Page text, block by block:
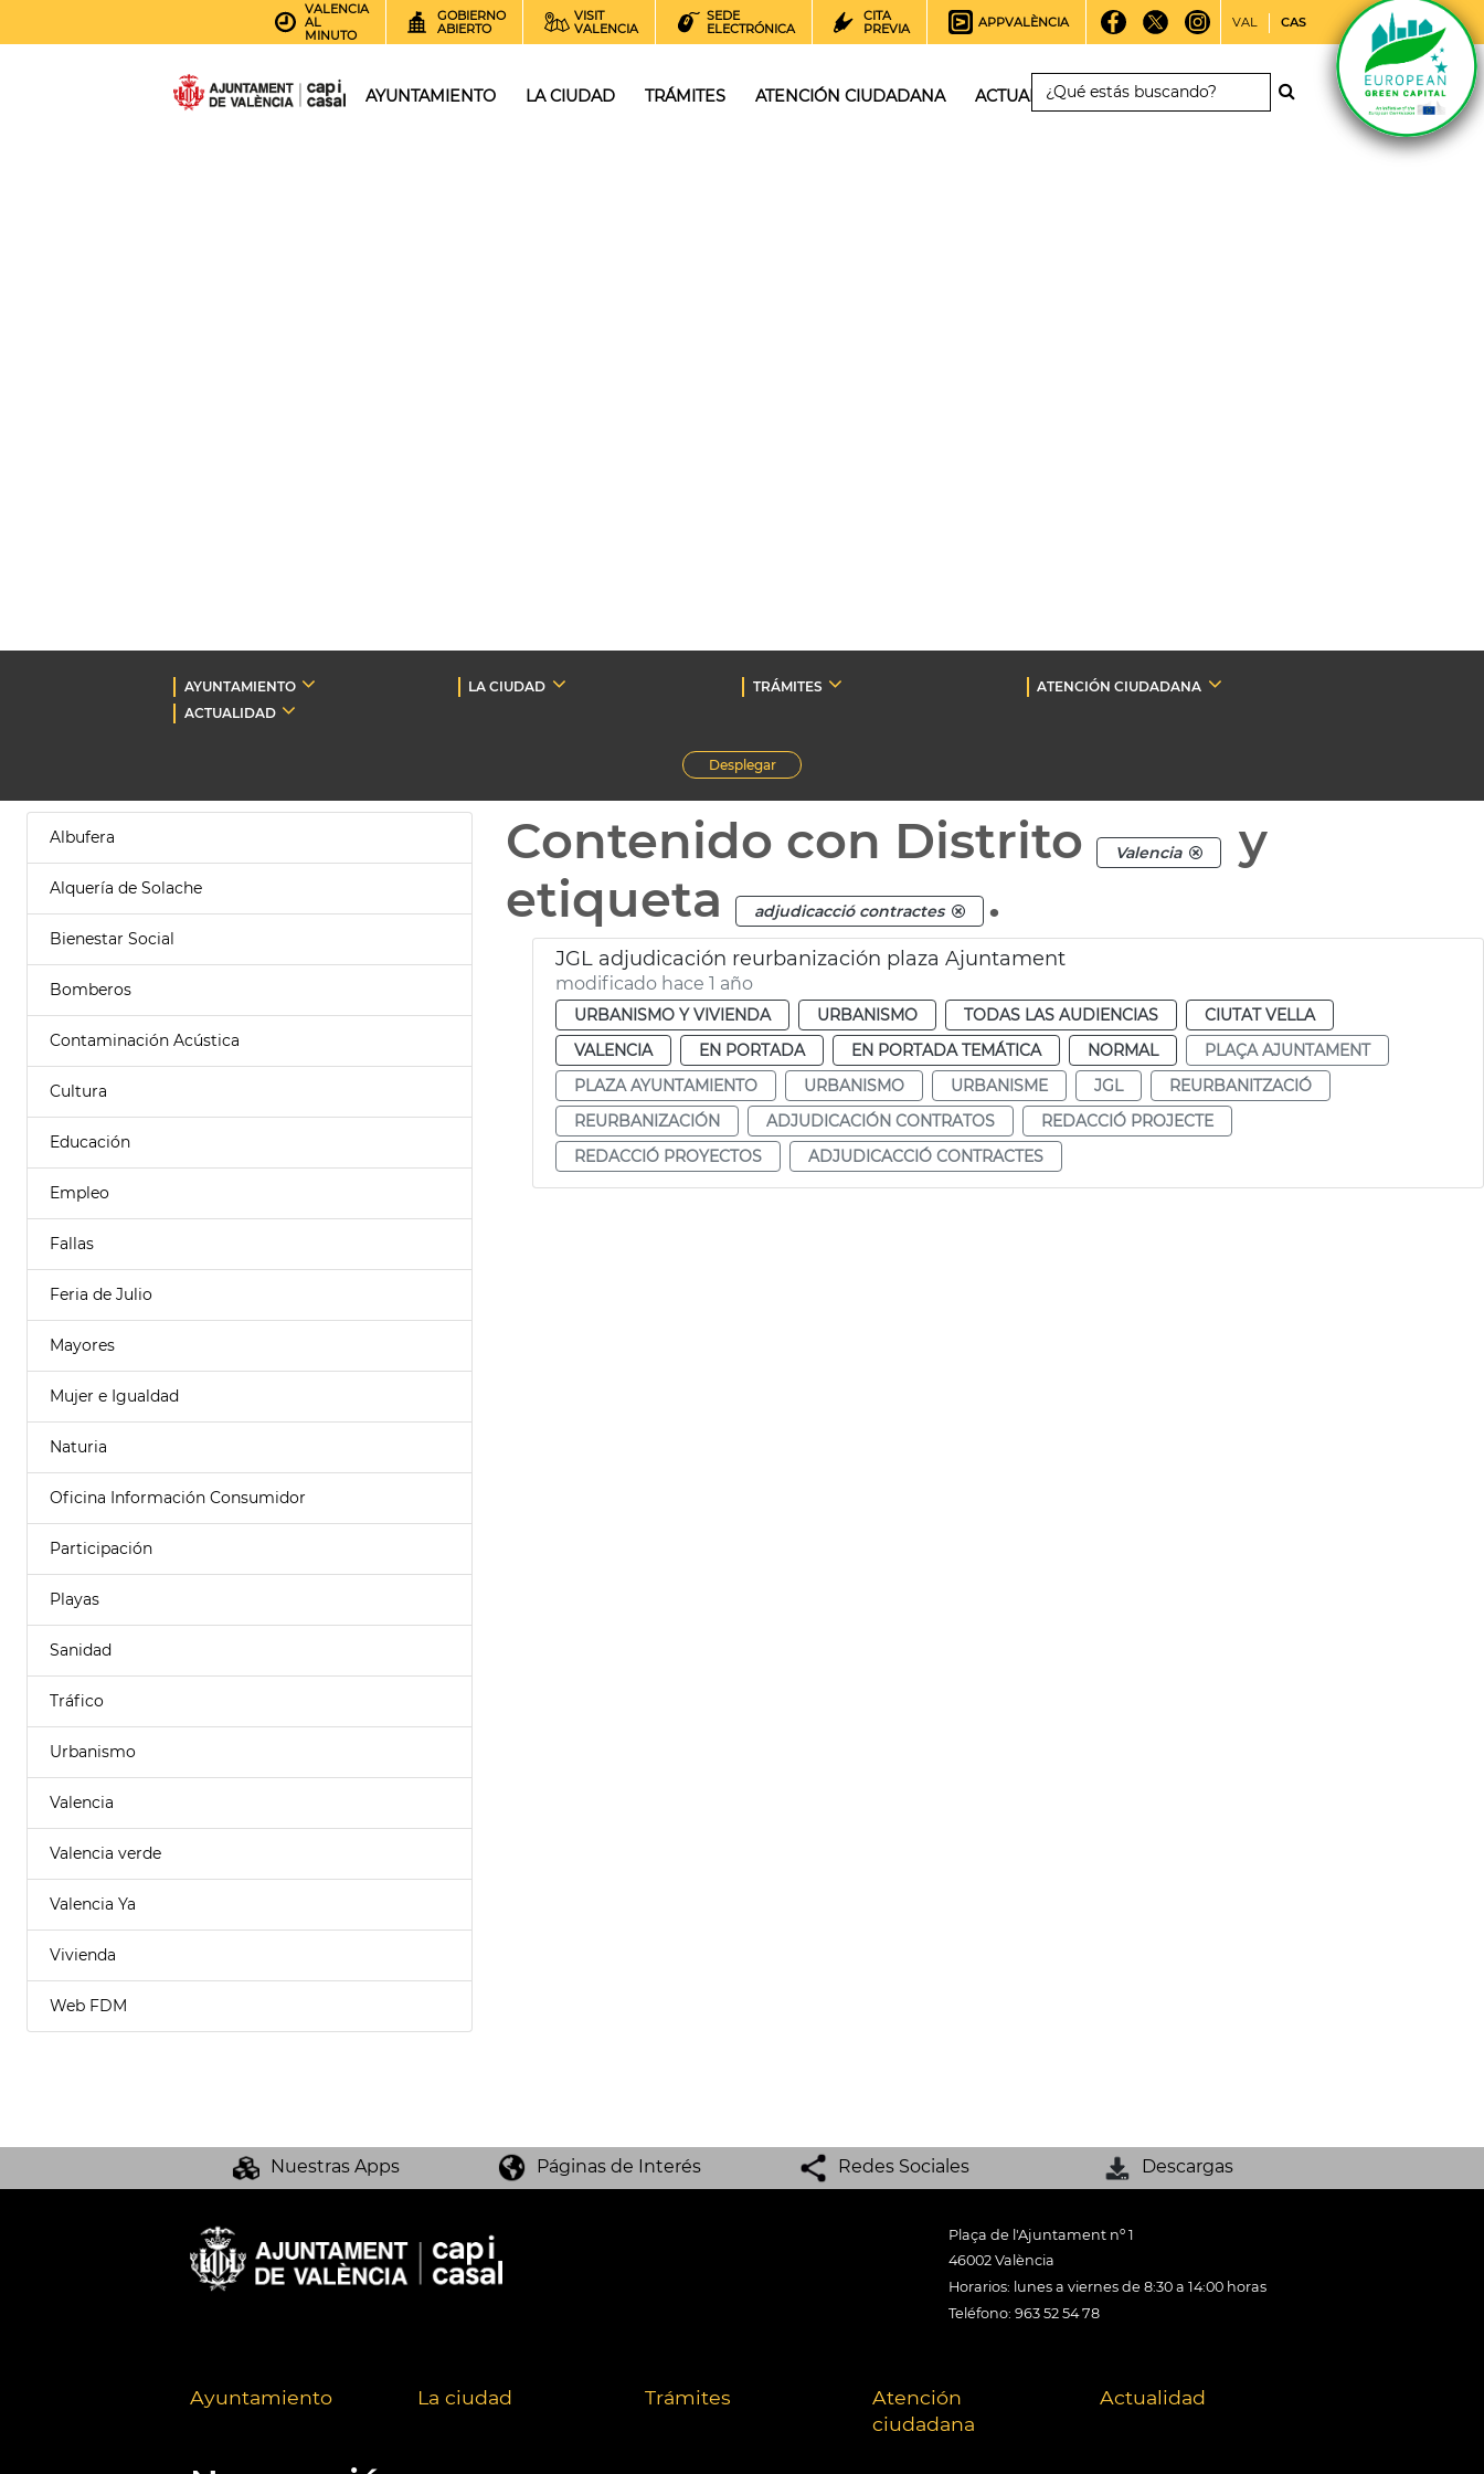
VALENCIA
AL
MINUTO
GOBIERNO
ABIERTO
VISIT
VALENCIA
SEDE
ELECTRÓNICA
CITA
PREVIA
APPVALÈNCIA VAL CAS
AYUNTAMIENTO LA CIUDAD TRÁMITES ATENCIÓN CIUDADANA ACTUALIDAD
AYUNTAMIENTO LA CIUDAD TRÁMITES
ATENCIÓN CIUDADANA
ACTUALIDAD
Desplegar
Albufera
Alquería de Solache
Bienestar Social
Bomberos
Contaminación Acústica
Cultura
Educación
Empleo
Fallas
Feria de Julio
Mayores
Mujer e Igualdad
Naturia
Oficina Información Consumidor
Participación
Playas
Sanidad
Tráfico
Urbanismo
Valencia
Valencia verde
Valencia Ya
Vivienda
Web FDM
Contenido con Distrito Valencia
y
etiqueta
adjudicacció contractes .
JGL adjudicación reurbanización plaza Ajuntament
modificado hace 1 año
URBANISMO Y VIVIENDA URBANISMO TODAS LAS AUDIENCIAS
CIUTAT VELLA
VALENCIA
EN PORTADA EN PORTADA TEMÁTICA NORMAL
PLAÇA AJUNTAMENT
PLAZA AYUNTAMIENTO
URBANISMO URBANISME JGL
REURBANITZACIÓ
REURBANIZACIÓN
ADJUDICACIÓN CONTRATOS
REDACCIÓ PROJECTE
REDACCIÓ PROYECTOS
ADJUDICACCIÓ CONTRACTES
Nuestras Apps Páginas de Interés Redes Sociales Descargas
Plaça de l'Ajuntament nº 1
46002 València
Horarios: lunes a viernes de 8:30 a 14:00 horas
Teléfono: 963 52 54 78
Ayuntamiento La ciudad Trámites
Atención
ciudadana
Actualidad